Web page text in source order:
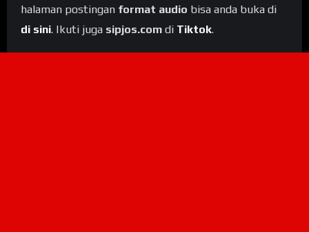
halaman postingan format audio bisa anda buka di
di sini. Ikuti juga sipjos.com di Tiktok.